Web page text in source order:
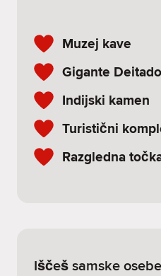
Muzej kave
Gigante Deitado
Indijski kamen
Turistični
Razgledna
Iščeš samske